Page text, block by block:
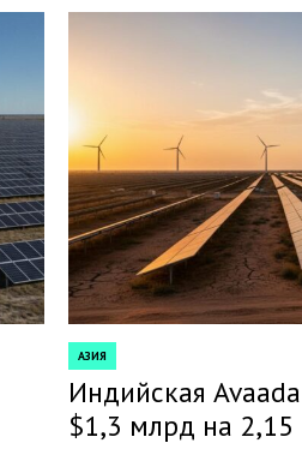
POSTED
IN
АЗИЯ
Индийская
$1,3 млрд на